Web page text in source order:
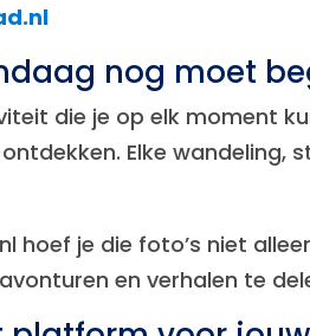
nog moet
die je op elk moment
Elke
hoef je die foto’s niet
en verhalen te